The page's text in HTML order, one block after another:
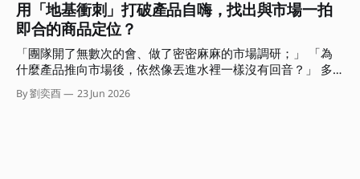
我會聚焦在對談中我所分享的三個思考核心，希望能幫助你從
「時間輸出」的勞務中解放，拿回人生的主導權。 ．．． 集
體加速、各自焦慮：你是在前進，還是有效率地迷路？ 「兩
位認為 AI 時代最常見的盲點有哪些？」 在對談中的這道問題
很有意思。
交付，卻不知在瘋狂快進的變動時代，思考是內顯的、只有行
動產出是外顯的。 那些卡在腦中、沒有轉化為產出的完美想
法，對市場或職場而言都是不可見的，並不會產生任何價值。
而這種高思考、低產出的盲點，正是阻礙我們建立個人品牌與
專業影響力的大魔王。 這期電子報我想與你聊聊，如何利用
商業上的「最小可行產品」（Minimum Viable Product，
用「地基衝刺」打破產品自嗨，找出與市場一拍
即合的商品定位？
「團隊開了無數次的會、做了密密麻麻的市場調研；」 「為
什麼產品推向市場後，依然像丟進水裡一樣沒有回音？」 多
數人遇到這種困境，直覺會怪罪執行力不足或計畫不夠完美。
但有沒有可能我們從一開始，就精準地朝著錯誤的方向狂奔？
By 劉奕酉 23 Jun 2026